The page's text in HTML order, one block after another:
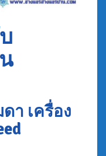
า เครื่อง